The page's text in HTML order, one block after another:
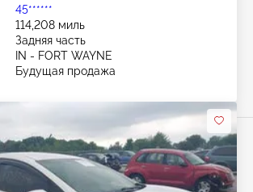
45******
114,208 миль
Задняя часть
IN - FORT WAYNE
Будущая продажа